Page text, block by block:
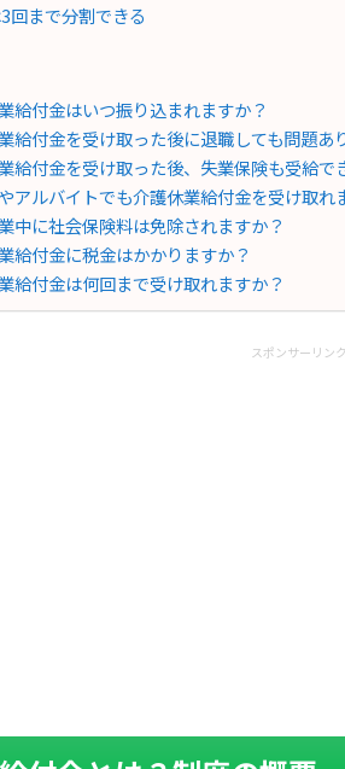
回まで分割できる
給付金はいつ振り込まれますか？
給付金を受け取った後に退職しても問題あ
給付金を受け取った後、失業保険も受給で
アルバイトでも介護休業給付金を受け取れ
中に社会保険料は免除されますか？
給付金に税金はかかりますか？
給付金は何回まで受け取れますか？
スポンサーリンク